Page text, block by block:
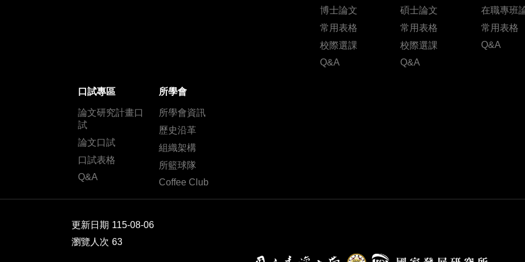
博士論文
常用表格
校際選課
Q&A
碩士論文
常用表格
校際選課
Q&A
在職專班
常用表格
Q&A
口試專區
論文研究計畫口
試
論文口試
口試表格
Q&A
所學會
所學會資訊
歷史沿革
組織架構
所籃球隊
Coffee Club
更新日期 115-08-06
瀏覽人次 63